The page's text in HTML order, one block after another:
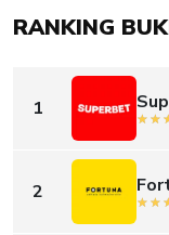
RANKING
1
2